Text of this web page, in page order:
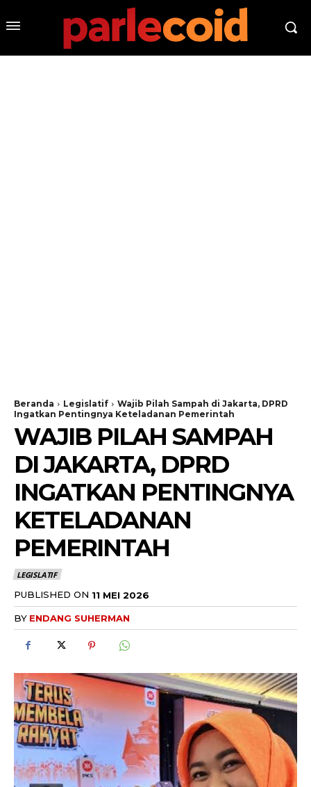
Beranda Legislatif
Wajib Pilah Sampah di Jakarta, DPRD
Ingatkan Pentingnya Keteladanan Pemerintah
WAJIB PILAH SAMPAH
DI JAKARTA, DPRD
INGATKAN PENTINGNYA
KETELADANAN
PEMERINTAH
LEGISLATIF
PUBLISHED ON 11 MEI 2026
BY ENDANG SUHERMAN